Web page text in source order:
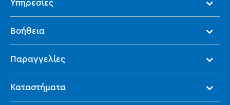
Υπηρεσίες
Βοήθεια
Παραγγελίες
Καταστήματα